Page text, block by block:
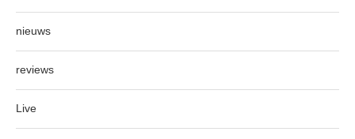
nieuws
reviews
Live